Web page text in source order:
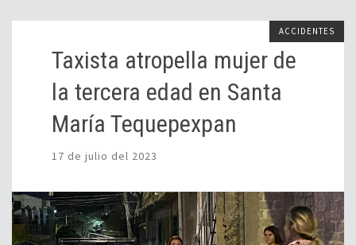
ACCIDENTES
Taxista atropella mujer de
la tercera edad en Santa
María Tequepexpan
17 de julio del 2023